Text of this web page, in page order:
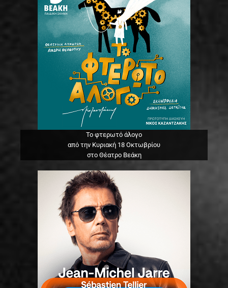
Το φτερωτό άλογο
από την Κυριακή 18 Οκτωβρίου
στο Θέατρο Βεάκη